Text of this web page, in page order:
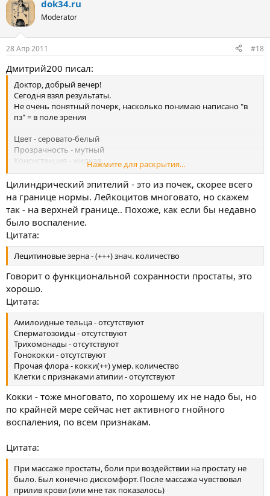
dok34.ru
Moderator
28 Апр 2011 #18
Дмитрий200 писал:
Доктор, добрый вечер!
Сегодня взял результаты.
Не очень понятный почерк, насколько понимаю написано "в
пз" = в поле зрения
Цвет - серовато-белый
Прозрачность - мутный
Консистенция - жидкая
Эритроциты - 2-3 в пз
Эпителии - (что то непонятное, похожее на "цил") 3-4 в пз
Макрофаги - 0-1-2 в пз
Нажмите для раскрытия...
Цилиндрический эпителий - это из почек, скорее всего
на границе нормы. Лейкоцитов многовато, но скажем
так - на верхней границе.. Похоже, как если бы недавно
было воспаление.
Цитата:
Лецитиновые зерна - (+++) знач. количество
Говорит о функциональной сохранности простаты, это
хорошо.
Цитата:
Амилоидные тельца - отсутствуют
Сперматозоиды - отсутствуют
Трихомонады - отсутствуют
Гонококки - отсутствуют
Прочая флора - кокки(++) умер. количество
Клетки с признаками атипии - отсутствуют
Кокки - тоже многовато, по хорошему их не надо бы, но
по крайней мере сейчас нет активного гнойного
воспаления, по всем признакам.
Цитата:
При массаже простаты, боли при воздействии на простату не
было. Был конечно дискомфорт. После массажа чувствовал
прилив крови (или мне так показалось)